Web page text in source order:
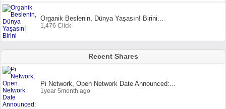
Organik Beslenin, Dünya Yaşasın! Birini...
1,476 Click
Recent Shares
Pi Network, Open Network Date Announced:...
1year 5month ago